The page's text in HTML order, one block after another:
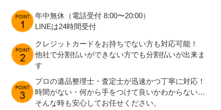
年中無休（電話受付 8:00〜20:00）
LINEは24時間受付
クレジットカードをお持ちでない方も対応可能！
他社で分割払いができない方でも分割払いが出来ま
す
プロの遺品整理士・査定士が迅速かつ丁寧に対応！
時間がない・何から手をつけて良いかわからない…
そんな時も安心してお任せください。